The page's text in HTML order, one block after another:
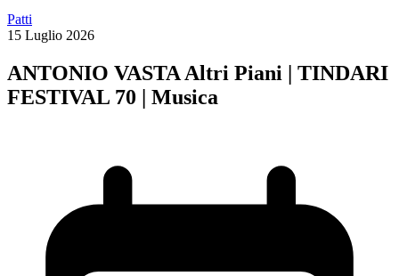
Patti
15 Luglio 2026
ANTONIO VASTA Altri Piani | TINDARI
FESTIVAL 70 | Musica